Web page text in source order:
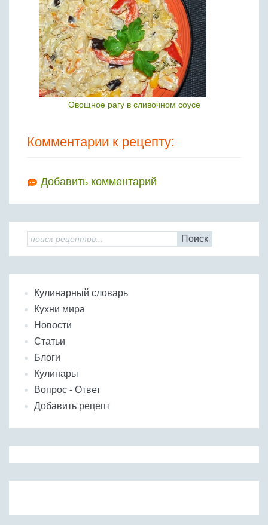
Овощное рагу в сливочном соусе
Комментарии к рецепту:
Добавить комментарий
Поиск
Кулинарный словарь
Кухни мира
Новости
Статьи
Блоги
Кулинары
Вопрос - Ответ
Добавить рецепт